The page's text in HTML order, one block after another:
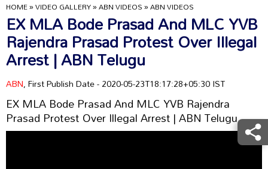
HOME»VIDEO GALLERY»ABN VIDEOS»ABN VIDEOS
EX MLA Bode Prasad And MLC YVB
Rajendra Prasad Protest Over Illegal
Arrest | ABN Telugu
ABN, First Publish Date - 2020-05-23T18:17:28+05:30 IST
EX MLA Bode Prasad And MLC YVB Rajendra
Prasad Protest Over Illegal Arrest | ABN Telugu